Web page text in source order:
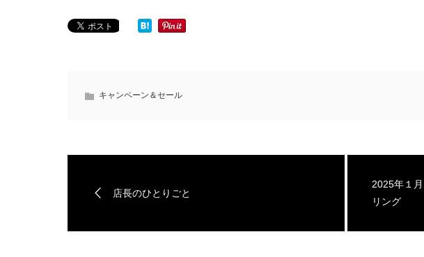
キャンペーン＆セール
店長のひとりごと
2025年１
リング